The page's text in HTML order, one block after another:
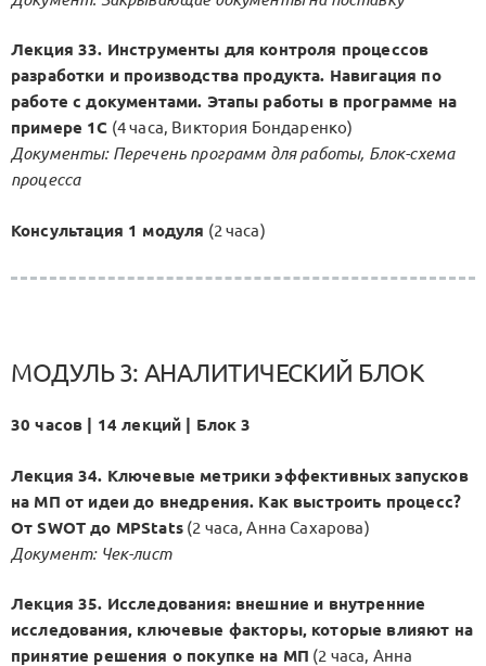
Лекция 33. Инструменты для контроля процессов
разработки и производства продукта. Навигация по
работе с документами. Этапы работы в программе на
примере 1С (4 часа, Виктория Бондаренко)
Документы: Перечень программ для работы, Блок-схема
процесса
Консультация 1 модуля (2 часа)
МОДУЛЬ 3: АНАЛИТИЧЕСКИЙ БЛОК
30 часов | 14 лекций | Блок 3
Лекция 34. Ключевые метрики эффективных запусков
на МП от идеи до внедрения. Как выстроить процесс?
От SWOT до MPStats(2 часа, Анна Сахарова)
Документ: Чек-лист
Лекция 35. Исследования: внешние и внутренние
исследования, ключевые факторы, которые влияют на
принятие решения о покупке на МП (2 часа, Анна